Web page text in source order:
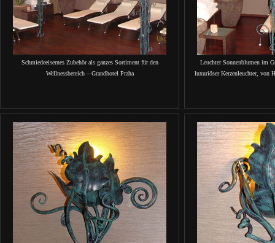
Schmiedeeisernes Zubehör als ganzes Sortiment für den
Wellnessbereich – Grandhotel Praha
Leuchter Sonnenblumen im
luxuriöser Kerzenleuchter, von